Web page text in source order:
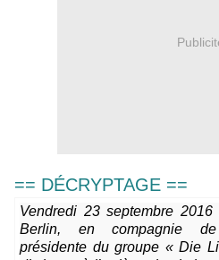
== DÉCRYPTAGE ==
Vendredi 23 septembre
Berlin, en compagnie de
présidente du groupe « Die